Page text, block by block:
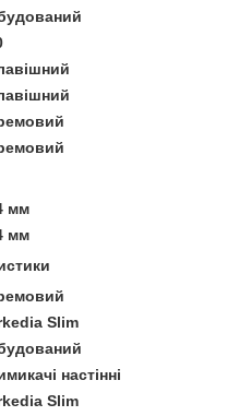
мм
мм
Slim
настінні
Slim